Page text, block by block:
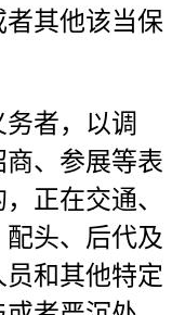
其他该当保
者，以调
、参展等表
正在交通、
头、后代及
和其他特定